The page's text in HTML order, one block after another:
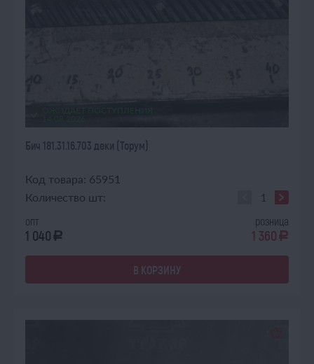
Бич 181.31.16.703 деки (Торум)
Код товара: 65951
Количество шт:
опт
1 040 a
розница
1 360 a
В КОРЗИНУ